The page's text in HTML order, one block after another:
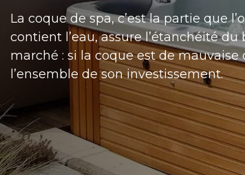
La coque de spa, c’est la partie que
contient l’eau, assure l’étanchéité
marché : si la coque est de mauvaise
l’ensemble de son investissement.